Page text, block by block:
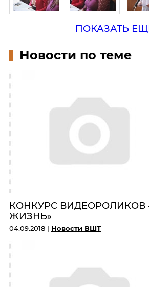
ПОКАЗАТЬ
Новости по теме
КОНКУРС ВИДЕОРОЛИКОВ
ЖИЗНЬ»
04.09.2018 | Новости ВШТ